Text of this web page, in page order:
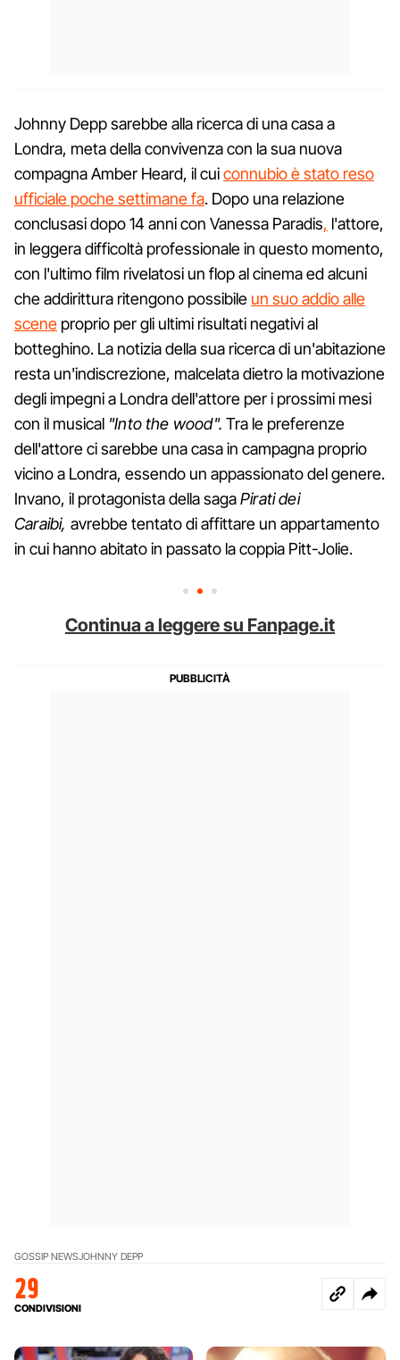
Johnny Depp sarebbe alla ricerca di una casa a
Londra, meta della convivenza con la sua nuova
compagna Amber Heard, il cuiconnubio è stato reso
ufficiale poche settimane fa. Dopo una relazione
conclusasi dopo 14 anni con Vanessa Paradis, l'attore,
in leggera difficoltà professionale in questo momento,
con l'ultimo film rivelatosi un flop al cinema ed alcuni
che addirittura ritengono possibile un suo addio alle
scene proprio per gli ultimi risultati negativi al
botteghino. La notizia della sua ricerca di un'abitazione
resta un'indiscrezione, malcelata dietro la motivazione
degli impegni a Londra dell'attore per i prossimi mesi
con il musical "Into the wood".Tra le preferenze
dell'attore ci sarebbe una casa in campagna proprio
vicino a Londra, essendo un appassionato del genere.
Invano, il protagonista della sagaPirati dei
Caraibi, avrebbe tentato di affittare un appartamento
in cui hanno abitato in passato la coppia Pitt-Jolie.
Continua a leggere su Fanpage.it
GOSSIP NEWSJOHNNY DEPP
29
CONDIVISIONI